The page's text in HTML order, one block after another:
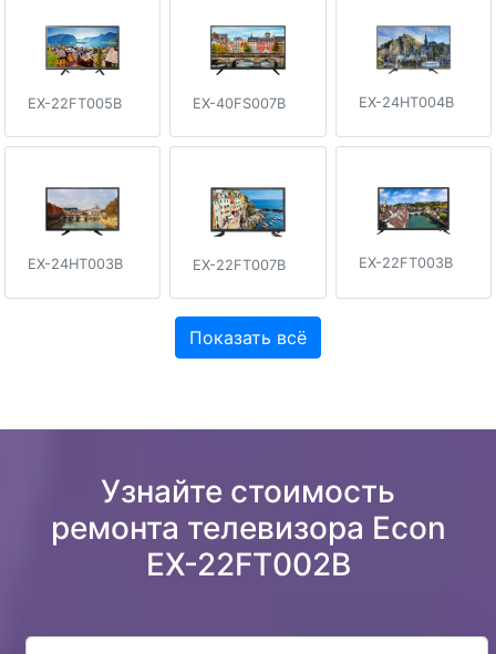
EX-22FT005B EX-40FS007B EX-24HT004B
EX-24HT003B EX-22FT007B EX-22FT003B
Показать всё
Узнайте стоимость
ремонта телевизора Econ
EX-22FT002B